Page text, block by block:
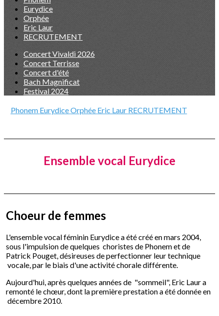
Eurydice
Orphée
Eric Laur
RECRUTEMENT
Concert Vivaldi 2026
Concert Terrisse
Concert d'été
Bach Magnificat
Festival 2024
Phonem EurydiceOrphée Eric Laur RECRUTEMENT
Ensemble vocal Eurydice
Choeur de femmes
L'ensemble vocal féminin Eurydice a été créé en mars 2004,
sous l'impulsion de quelques choristes de Phonem et de
Patrick Pouget, désireuses de perfectionner leur technique
vocale, par le biais d'une activité chorale différente.
Aujourd'hui, après quelques années de "sommeil", Eric Laur a
remonté le chœur, dont la première prestation a été donnée en
décembre 2010.